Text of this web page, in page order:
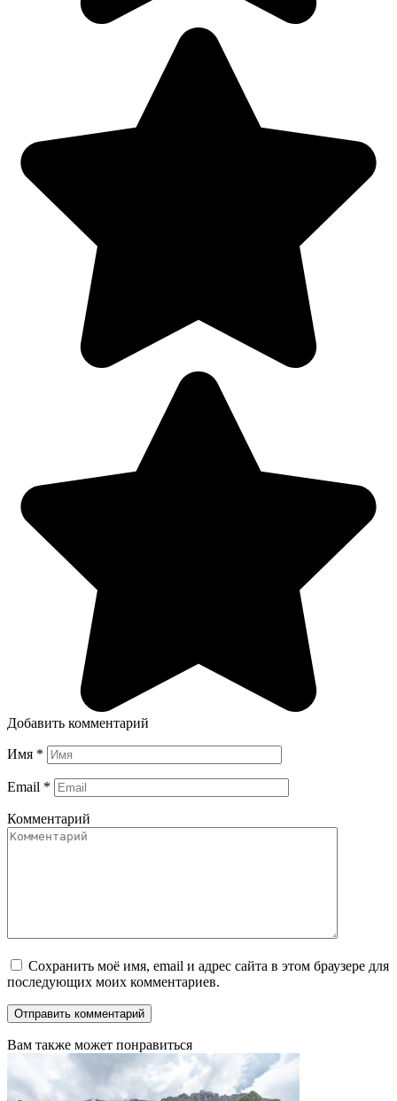
Добавить комментарий
Имя *
Email *
Комментарий
Сохранить моё имя, email и адрес сайта в этом браузере для
последующих моих комментариев.
Вам также может понравиться